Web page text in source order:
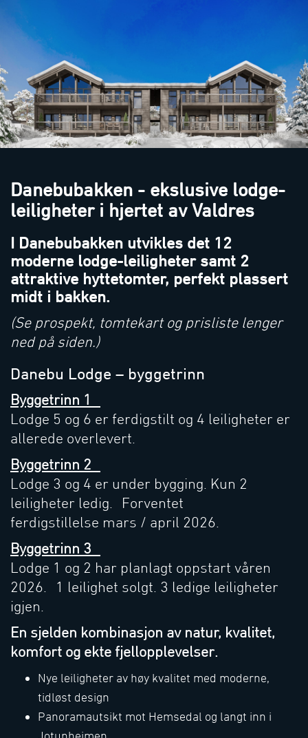
Danebubakken - ekslusive lodge-
leiligheter i hjertet av Valdres
I Danebubakken utvikles det 12
moderne lodge-leiligheter samt 2
attraktive hyttetomter, perfekt plassert
midt i bakken.
(Se prospekt, tomtekart og prisliste lenger
ned på siden.)
Danebu Lodge – byggetrinn
Byggetrinn 1
Lodge 5 og 6 er ferdigstilt og 4 leiligheter er
allerede overlevert.
Byggetrinn 2
Lodge 3 og 4 er under bygging. Kun 2
leiligheter ledig. Forventet
ferdigstillelse mars / april 2026.
Byggetrinn 3
Lodge 1 og 2 har planlagt oppstart våren
2026. 1 leilighet solgt. 3 ledige leiligheter
igjen.
En sjelden kombinasjon av natur, kvalitet,
komfort og ekte fjellopplevelser.
Nye leiligheter av høy kvalitet med moderne,
tidløst design
Panoramautsikt mot Hemsedal og langt inn i
Jotunheimen